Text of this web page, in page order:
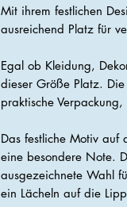
Mit ihrem festlichen
ausreichend Platz für
Egal ob Kleidung,
dieser Größe Platz.
praktische
Das festliche Motiv auf
eine besondere Note.
ausgezeichnete Wahl
ein Lächeln auf die